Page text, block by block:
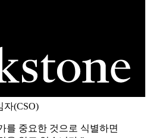
자(CSO)
를 중요한 것으로 식별하면